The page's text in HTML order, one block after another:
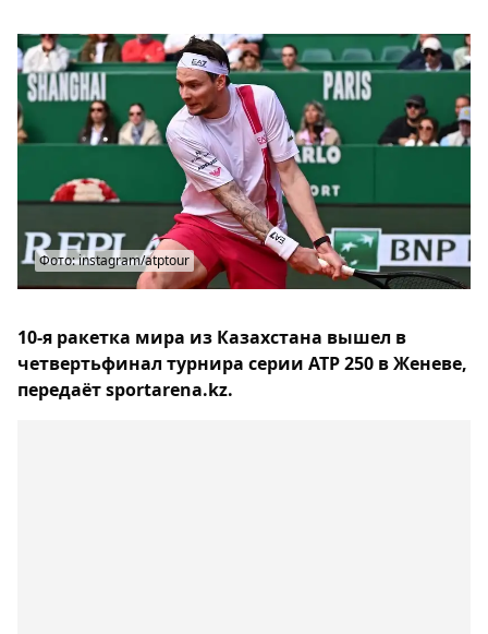
Фото: instagram/atptour
10-я ракетка мира из Казахстана вышел в
четвертьфинал турнира серии ATP 250 в Женеве,
передаёт sportarena.kz.